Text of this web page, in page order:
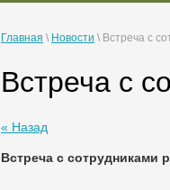
Главная \ Новости \ Встреча с
Встреча с
« Назад
Встреча с сотрудниками